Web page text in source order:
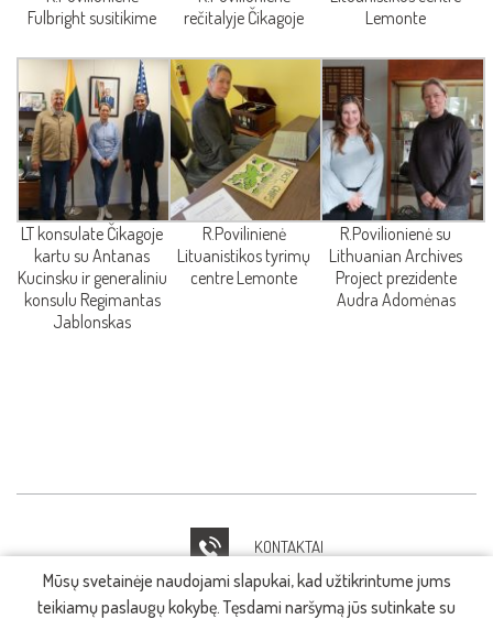
Mūsų svetainėje naudojami slapukai, kad užtikrintume jums
teikiamų paslaugų kokybę. Tęsdami naršymą jūs sutinkate su
Fulbright susitikime
rečitalyje Čikagoje
Lemonte
LT konsulate Čikagoje
kartu su Antanas
Kucinsku ir generaliniu
konsulu Regimantas
Jablonskas
R.Povilinienė
Lituanistikos tyrimų
centre Lemonte
R.Povilionienė su
Lithuanian Archives
Project prezidente
Audra Adomėnas
KONTAKTAI
IT PAGALBA